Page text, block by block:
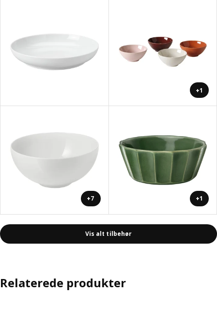
+1
+7 +1
Vis alt tilbehør
Relaterede produkter